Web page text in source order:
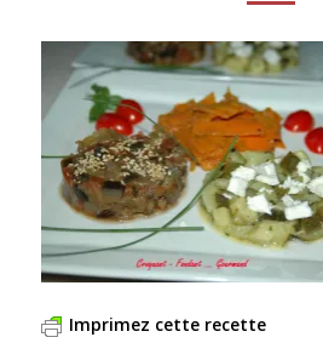
Imprimez cette recette